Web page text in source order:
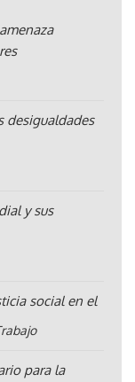
desigualdades
y sus
social en el
para la